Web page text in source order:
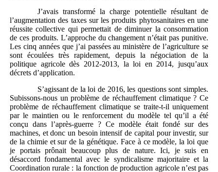
J’avais transformé la charge potentielle résultant de
l’augmentation des taxes sur les produits phytosanitaires en une
réussite collective qui permettait de diminuer la consommation
de ces produits. L’approche du changement n’était pas punitive.
Les cinq années que j’ai passées au ministère de l’agriculture se
sont écoulées très rapidement, depuis la négociation de la
politique agricole dès 2012-2013, la loi en 2014, jusqu’aux
décrets d’application.
S’agissant de la loi de 2016, les questions sont simples.
Subissons-nous un problème de réchauffement climatique ? Ce
problème de réchauffement climatique se traite-t-il uniquement
par le maintien ou le renforcement du modèle tel qu’il a été
conçu dans l’après-guerre ? Ce modèle était fondé sur des
machines, et donc un besoin intensif de capital pour investir, sur
de la chimie et sur de la génétique. Face à ce modèle, la loi que
je portais prônait beaucoup plus de nature. Ici, je suis en
désaccord fondamental avec le syndicalisme majoritaire et la
Coordination rurale : la fonction de production agricole n’est pas